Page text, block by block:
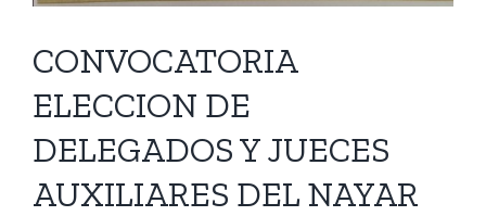
CONVOCATORIA
ELECCION DE
DELEGADOS Y JUECES
AUXILIARES DEL NAYAR